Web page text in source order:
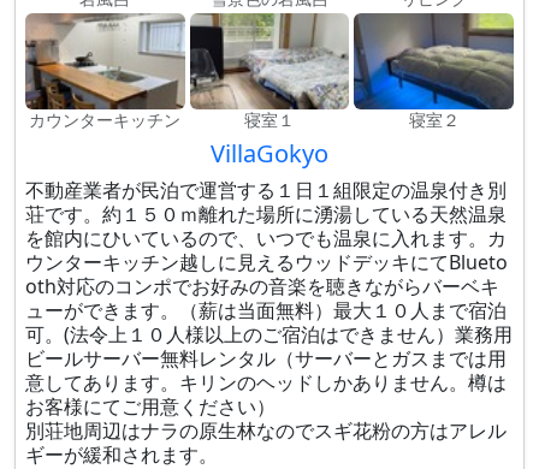
カウンターキッチン 寝室１ 寝室２
VillaGokyo
不動産業者が民泊で運営する１日１組限定の温泉付き別
荘です。約１５０ｍ離れた場所に湧湯している天然温泉
を館内にひいているので、いつでも温泉に入れます。カ
ウンターキッチン越しに見えるウッドデッキにてBlueto
oth対応のコンポでお好みの音楽を聴きながらバーベキ
ューができます。（薪は当面無料）最大１０人まで宿泊
可。(法令上１０人様以上のご宿泊はできません）業務用
ビールサーバー無料レンタル（サーバーとガスまでは用
意してあります。キリンのヘッドしかありません。樽は
お客様にてご用意ください）
別荘地周辺はナラの原生林なのでスギ花粉の方はアレル
ギーが緩和されます。